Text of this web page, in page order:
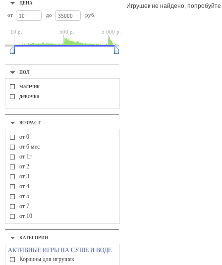
ЦЕНА
от до руб.
5 000 р.
500 р.
10 р.
ПОЛ
мальчик
девочка
ВОЗРАСТ
от 0
от 6 мес
от 1г
от 2
от 3
от 4
от 5
от 7
от 10
КАТЕГОРИИ
АКТИВНЫЕ ИГРЫ НА СУШЕ И ВОДЕ
Корзины для игрушек
Игрушек не найдено,